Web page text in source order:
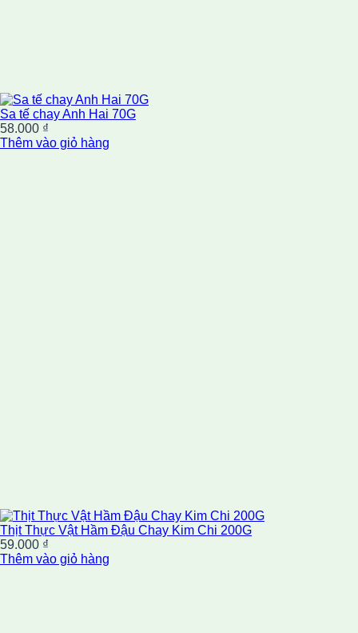
Sa tế chay Anh Hai 70G
58.000 ₫
Thêm vào giỏ hàng
Thịt Thực Vật Hầm Đậu Chay Kim Chi 200G
59.000 ₫
Thêm vào giỏ hàng